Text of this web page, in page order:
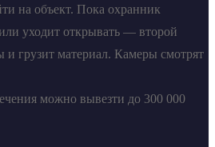
на объект. Пока охранник
или уходит открывать — второй
и грузит материал. Камеры смотрят
можно вывезти до 300 000